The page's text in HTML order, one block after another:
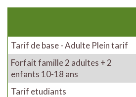
Tarif de base - Adulte Plein tarif
Forfait famille 2 adultes + 2
enfants 10-18 ans
Tarif etudiants